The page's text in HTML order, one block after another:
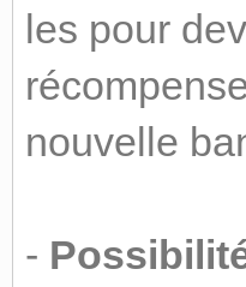
les pour
nouvelle
-